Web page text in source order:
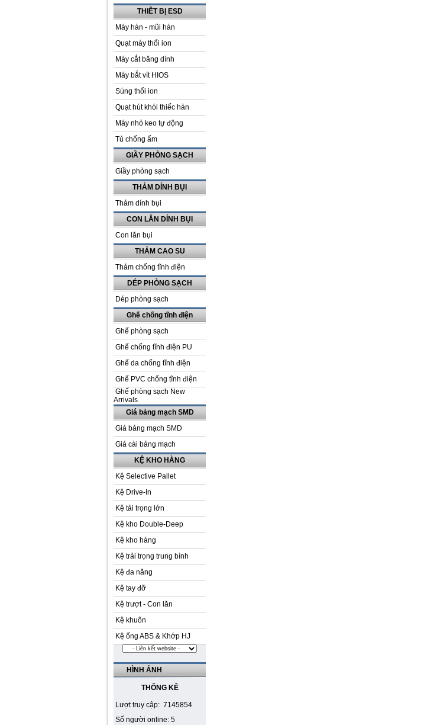
THIÊT BỊ ESD
Máy hàn - mũi hàn
Quạt máy thổi ion
Máy cắt băng dính
Máy bắt vít HIOS
Súng thổi ion
Quạt hút khói thiếc hàn
Máy nhỏ keo tự động
Tủ chống ẩm
GIẦY PHÒNG SẠCH
Giầy phòng sạch
THẢM DÍNH BỤI
Thảm dính bụi
CON LĂN DÍNH BỤI
Con lăn bụi
THẢM CAO SU
Thảm chống tĩnh điện
DÉP PHÒNG SẠCH
Dép phòng sạch
Ghế chống tĩnh điện
Ghế phòng sạch
Ghế chống tĩnh điện PU
Ghế da chống tĩnh điện
Ghế PVC chống tĩnh điện
Ghế phòng sạch New
Arrivals
Giá bảng mạch SMD
Giá bảng mạch SMD
Giá cài bảng mạch
KỆ KHO HÀNG
Kệ Selective Pallet
Kệ Drive-In
Kệ tải trọng lớn
Kệ kho Double-Deep
Kệ kho hàng
Kệ trải trọng trung bình
Kệ đa năng
Kệ tay đỡ
Kệ trượt - Con lăn
Kệ khuôn
Kệ ống ABS & Khớp HJ
HÌNH ẢNH
THỐNG KÊ
Lượt truy cập: 7145854
Số người online: 5